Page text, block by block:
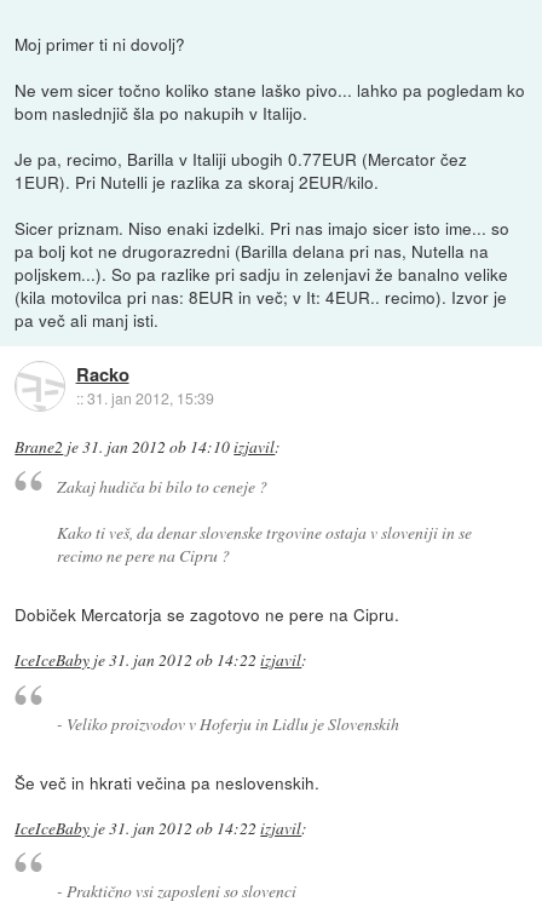
Moj primer ti ni dovolj?
Ne vem sicer točno koliko stane laško pivo... lahko pa pogledam ko
bom naslednjič šla po nakupih v Italijo.
Je pa, recimo, Barilla v Italiji ubogih 0.77EUR (Mercator čez
1EUR). Pri Nutelli je razlika za skoraj 2EUR/kilo.
Sicer priznam. Niso enaki izdelki. Pri nas imajo sicer isto ime... so
pa bolj kot ne drugorazredni (Barilla delana pri nas, Nutella na
poljskem...). So pa razlike pri sadju in zelenjavi že banalno velike
(kila motovilca pri nas: 8EUR in več; v It: 4EUR.. recimo). Izvor je
pa več ali manj isti.
Racko
::31. jan 2012, 15:39
Brane2 je31. jan 2012 ob 14:10izjavil:
Zakaj hudiča bi bilo to ceneje ?
Kako ti veš, da denar slovenske trgovine ostaja v sloveniji in se
recimo ne pere na Cipru ?
Dobiček Mercatorja se zagotovo ne pere na Cipru.
IceIceBaby je31. jan 2012 ob 14:22 izjavil:
- Veliko proizvodov v Hoferju in Lidlu je Slovenskih
Še več in hkrati večina pa neslovenskih.
IceIceBaby je31. jan 2012 ob 14:22 izjavil:
- Praktično vsi zaposleni so slovenci